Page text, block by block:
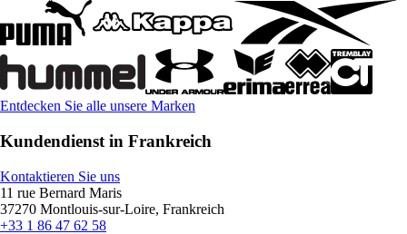
Entdecken Sie alle unsere Marken
Kundendienst in Frankreich
Kontaktieren Sie uns
11 rue Bernard Maris
37270 Montlouis-sur-Loire, Frankreich
+33 1 86 47 62 58